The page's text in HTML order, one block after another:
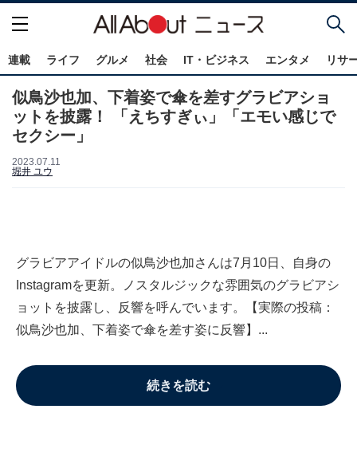
連載 ライフ グルメ 社会 IT・ビジネス エンタメ リサ
似鳥沙也加、下着姿で傘を差すグラビアショ
ットを披露！ 「えちすぎぃ」「エモい感じで
セクシー」
2023.07.11
堀井 ユウ
グラビアアイドルの似鳥沙也加さんは7月10日、自身の
Instagramを更新。ノスタルジックな雰囲気のグラビアシ
ョットを披露し、反響を呼んでいます。【実際の投稿：
似鳥沙也加、下着姿で傘を差す姿に反響】...
続きを読む